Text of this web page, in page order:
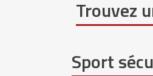
Trouvez
Sport